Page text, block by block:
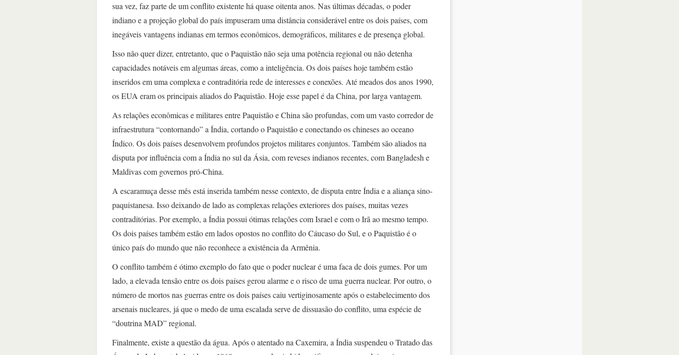
sua vez, faz parte de um conflito existente há quase oitenta anos. Nas últimas décadas, o poder
indiano e a projeção global do país impuseram uma distância considerável entre os dois países, com
inegáveis vantagens indianas em termos econômicos, demográficos, militares e de presença global.
Isso não quer dizer, entretanto, que o Paquistão não seja uma potência regional ou não detenha
capacidades notáveis em algumas áreas, como a inteligência. Os dois países hoje também estão
inseridos em uma complexa e contraditória rede de interesses e conexões. Até meados dos anos 1990,
os EUA eram os principais aliados do Paquistão. Hoje esse papel é da China, por larga vantagem.
As relações econômicas e militares entre Paquistão e China são profundas, com um vasto corredor de
infraestrutura “contornando” a Índia, cortando o Paquistão e conectando os chineses ao oceano
Índico. Os dois países desenvolvem profundos projetos militares conjuntos. Também são aliados na
disputa por influência com a Índia no sul da Ásia, com reveses indianos recentes, com Bangladesh e
Maldivas com governos pró-China.
A escaramuça desse mês está inserida também nesse contexto, de disputa entre Índia e a aliança sino-
paquistanesa. Isso deixando de lado as complexas relações exteriores dos países, muitas vezes
contraditórias. Por exemplo, a Índia possui ótimas relações com Israel e com o Irã ao mesmo tempo.
Os dois países também estão em lados opostos no conflito do Cáucaso do Sul, e o Paquistão é o
único país do mundo que não reconhece a existência da Armênia.
O conflito também é ótimo exemplo do fato que o poder nuclear é uma faca de dois gumes. Por um
lado, a elevada tensão entre os dois países gerou alarme e o risco de uma guerra nuclear. Por outro, o
número de mortos nas guerras entre os dois países caiu vertiginosamente após o estabelecimento dos
arsenais nucleares, já que o medo de uma escalada serve de dissuasão do conflito, uma espécie de
“doutrina MAD” regional.
Finalmente, existe a questão da água. Após o atentado na Caxemira, a Índia suspendeu o Tratado das